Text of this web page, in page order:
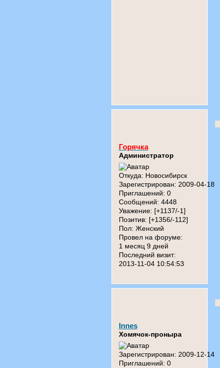
Горячка
Администратор
Откуда: Новосибирск
Зарегистрирован: 2009-04-18
Приглашений: 0
Сообщений: 4448
Уважение: [+1137/-1]
Позитив: [+1356/-112]
Пол: Женский
Провел на форуме:
1 месяц 9 дней
Последний визит:
2013-11-04 10:54:53
Innes
Хомячок-проныра
Зарегистрирован: 2009-12-14
Приглашений: 0